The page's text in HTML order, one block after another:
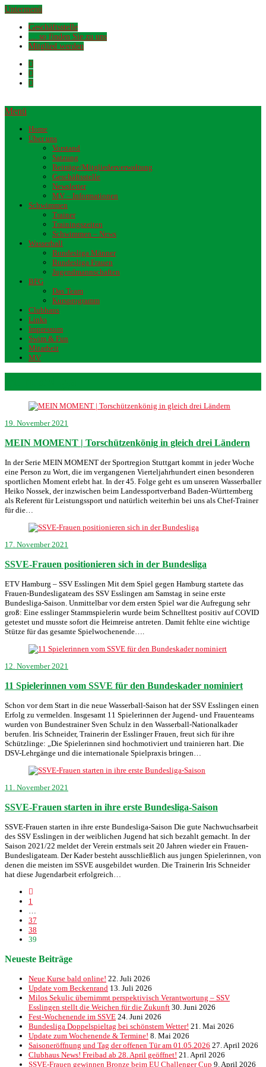
Untermenü
Geschäftsstelle
… so finden Sie zu uns
Mitglied werden
Menü
Home
Über uns
Vorstand
Satzung
Beiträge/Mitgliederverwaltung
Geschäftsstelle
Newsletter
MV – Informationen
Schwimmen
Trainer
Trainingszeiten
Schwimmen – News
Wasserball
Bundesliga Männer
Bundesliga Frauen
Jugendmannschaften
BFG
Das Team
Kursprogramm
Clubhaus
Links
Impressum
Swim & Fun
Mitarbeit
MV
19. November 2021
MEIN MOMENT | Torschützenkönig in gleich drei Ländern
In der Serie MEIN MOMENT der Sportregion Stuttgart kommt in jeder Woche
eine Person zu Wort, die im vergangenen Vierteljahrhundert einen besonderen
sportlichen Moment erlebt hat. In der 45. Folge geht es um unseren Wasserballer
Heiko Nossek, der inzwischen beim Landessportverband Baden-Württemberg
als Referent für Leistungssport und natürlich weiterhin bei uns als Chef-Trainer
für die…
17. November 2021
SSVE-Frauen positionieren sich in der Bundesliga
ETV Hamburg – SSV Esslingen Mit dem Spiel gegen Hamburg startete das
Frauen-Bundesligateam des SSV Esslingen am Samstag in seine erste
Bundesliga-Saison. Unmittelbar vor dem ersten Spiel war die Aufregung sehr
groß: Eine esslinger Stammspielerin wurde beim Schnelltest positiv auf COVID
getestet und musste sofort die Heimreise antreten. Damit fehlte eine wichtige
Stütze für das gesamte Spielwochenende….
12. November 2021
11 Spielerinnen vom SSVE für den Bundeskader nominiert
Schon vor dem Start in die neue Wasserball-Saison hat der SSV Esslingen einen
Erfolg zu vermelden. Insgesamt 11 Spielerinnen der Jugend- und Frauenteams
wurden von Bundestrainer Sven Schulz in den Wasserball-Nationalkader
berufen. Iris Schneider, Trainerin der Esslinger Frauen, freut sich für ihre
Schützlinge: „Die Spielerinnen sind hochmotiviert und trainieren hart. Die
DSV-Lehrgänge und die internationale Spielpraxis bringen…
11. November 2021
SSVE-Frauen starten in ihre erste Bundesliga-Saison
SSVE-Frauen starten in ihre erste Bundesliga-Saison Die gute Nachwuchsarbeit
des SSV Esslingen in der weiblichen Jugend hat sich bezahlt gemacht. In der
Saison 2021/22 meldet der Verein erstmals seit 20 Jahren wieder ein Frauen-
Bundesligateam. Der Kader besteht ausschließlich aus jungen Spielerinnen, von
denen die meisten im SSVE ausgebildet wurden. Die Trainerin Iris Schneider
hat diese Jugendarbeit erfolgreich…
1
37
38
39
Neueste Beiträge
Neue Kurse bald online! 22. Juli 2026
Update vom Beckenrand 13. Juli 2026
Milos Sekulic übernimmt perspektivisch Verantwortung – SSV
Esslingen stellt die Weichen für die Zukunft 30. Juni 2026
Fest-Wochenende im SSVE 24. Juni 2026
Bundesliga Doppelspieltag bei schönstem Wetter! 21. Mai 2026
Update zum Wochenende & Termine! 8. Mai 2026
Saisoneröffnung und Tag der offenen Tür am 01.05.2026 27. April 2026
Clubhaus News! Freibad ab 28. April geöffnet! 21. April 2026
SSVE-Frauen gewinnen Bronze beim EU Challenger Cup 9. April 2026